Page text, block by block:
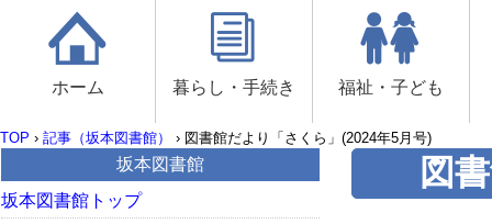
ホーム 暮らし・手続き 福祉・子ども
TOP › 記事（坂本図書館） › 図書館だより「さくら」(2024年5月号)
図
坂本図書館
坂本図書館トップ